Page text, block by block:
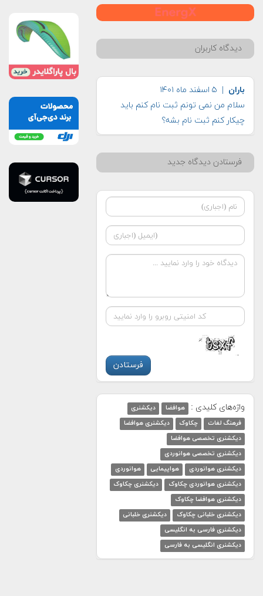
دیدگاه کاربران
باران
سلام من نمی تونم ثبت نام کنم باید
چیکار کنم ثبت نام بشه؟
فرستادن دیدگاه جدید
واژه‌های کلیدی : هوافضا
دیکشنری
فرهنگ لغات
چکاوک
دیکشنری هوافضا
دیکشنری تخصصی هوافضا
دیکشنری تخصصی هوانوردی
دیکشنری هوانوردی
هواپیمایی
هوانوردی
دیکشنری هوانوردی چکاوک
دیکشنری چکاوک
دیکشنری هوافضا چکاوک
دیکشنری خلبانی چکاوک
دیکشنری خلبانی
دیکشنری فارسی به انگلیسی
دیکشنری انگلیسی به فارسی